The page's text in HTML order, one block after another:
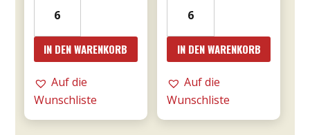
Franco
Primitivo
Manduria
-
IN DEN WARENKORB
Auf die
Wunschliste
Giunco
-
MESA
Menge
IN DEN WARENKORB
Auf die
Wunschliste